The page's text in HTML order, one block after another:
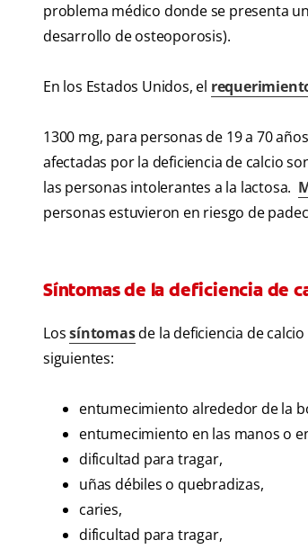
problema médico donde se presenta
desarrollo de osteoporosis).
En los Estados Unidos, el
1300 mg, para personas de 19 a 70
afectadas por la deficiencia de calcio
las personas intolerantes a la lactosa.
personas estuvieron en riesgo de
Síntomas de la deficiencia de
Lossíntomasde la deficiencia de
siguientes:
entumecimiento alrededor de la
entumecimiento en las manos o
dificultad para tragar,
uñas débiles o quebradizas,
caries,
dificultad para tragar,